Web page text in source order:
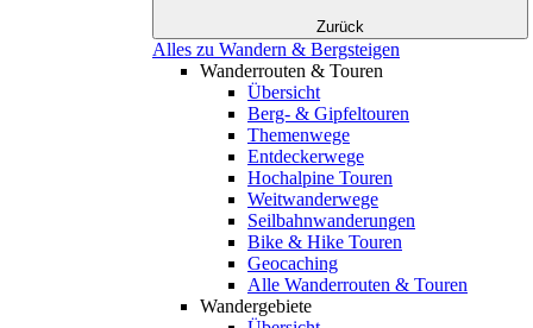
Zurück
Alles zu Wandern & Bergsteigen
Wanderrouten & Touren
Übersicht
Berg- & Gipfeltouren
Themenwege
Entdeckerwege
Hochalpine Touren
Weitwanderwege
Seilbahnwanderungen
Bike & Hike Touren
Geocaching
Alle Wanderrouten & Touren
Wandergebiete